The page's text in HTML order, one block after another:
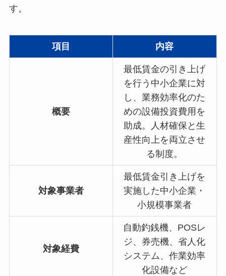
す。​
項目 内容
概要
最低賃金の引き上げ
を行う中小企業に対
し、業務効率化のた
めの設備投資費用を
助成。人材確保と生
産性向上を両立させ
る制度。
対象事業者
最低賃金引き上げを
実施した中小企業・
小規模事業者
対象経費
自動釣銭機、POSレ
ジ、券売機、省人化
システム、作業効率
化設備など